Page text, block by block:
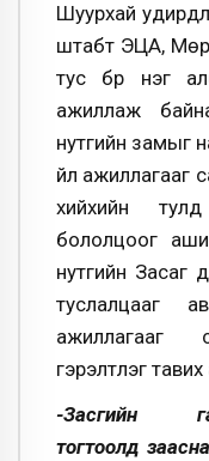
Шуурхай
штабт ЭЦА,
тус бүр нэг
ажиллаж
нутгийн замыг
үйл
хийхийн
бололцоог
нутгийн Засаг
туслалцааг
ажиллагааг
гэрэлтүүлэг
-Засгийн
тогтоолд